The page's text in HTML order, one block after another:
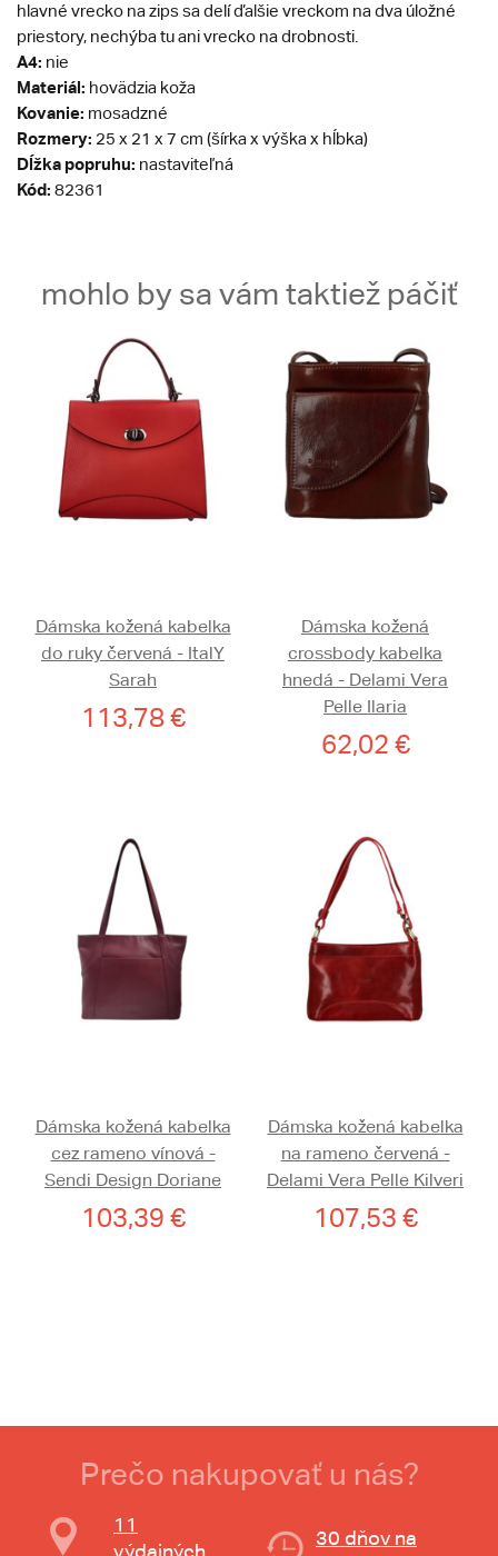
hlavné vrecko na zips sa delí ďalšie vreckom na dva úložné
priestory, nechýba tu ani vrecko na drobnosti.
A4: nie
Materiál: hovädzia koža
Kovanie: mosadzné
Rozmery: 25 x 21 x 7 cm (šírka x výška x hĺbka)
Dĺžka popruhu: nastaviteľná
Kód: 82361
mohlo by sa vám taktiež páčiť
Dámska kožená kabelka
do ruky červená - ItalY
Sarah
113,78 €
Dámska kožená
crossbody kabelka
hnedá - Delami Vera
Pelle Ilaria
62,02 €
Dámska kožená kabelka
cez rameno vínová -
Sendi Design Doriane
103,39 €
Dámska kožená kabelka
na rameno červená -
Delami Vera Pelle Kilveri
107,53 €
Prečo nakupovať u nás?
11
výdajných
30 dňov na